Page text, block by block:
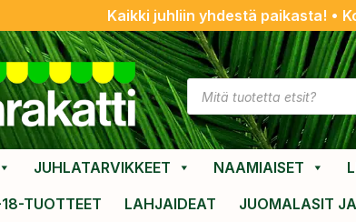
Kaikki juhliin yhdestä paikasta! •
JUHLATARVIKKEET NAAMIAISET
TUOTTEET
LAHJAIDEAT JUOMALASIT